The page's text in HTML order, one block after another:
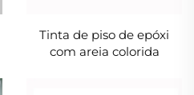
Tinta de piso de epóxi
com areia colorida